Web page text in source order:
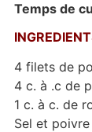
Temps de
4 filets de
4 c. à .c de
1 c. à c. de
Sel et